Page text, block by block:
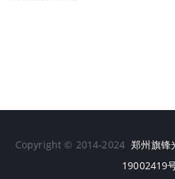
Copyright © 2014-2024 郑州旗锋
19002419